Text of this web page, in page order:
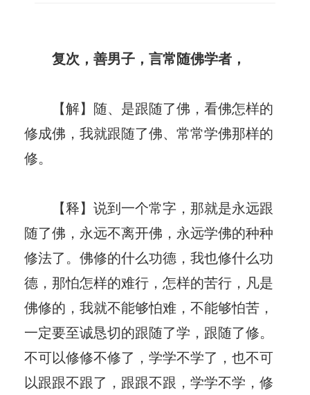
复次，善男子，言常随佛学者，
【解】随、是跟随了佛，看佛怎样的
修成佛，我就跟随了佛、常常学佛那样的
修。
【释】说到一个常字，那就是永远跟
随了佛，永远不离开佛，永远学佛的种种
修法了。佛修的什么功德，我也修什么功
德，那怕怎样的难行，怎样的苦行，凡是
佛修的，我就不能够怕难，不能够怕苦，
一定要至诚恳切的跟随了学，跟随了修。
不可以修修不修了，学学不学了，也不可
以跟跟不跟了，跟跟不跟，学学不学，修